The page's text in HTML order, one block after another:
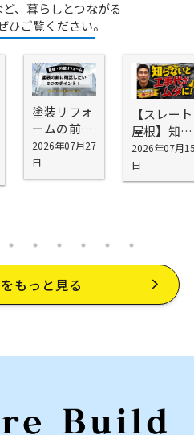
、暮らしとつながる
ひご覧ください。
塗装リフォ
ームの前に
確認したい
5つの場所
｜外壁塗装
ト
2026年07月27
日
【スレート
屋根】知ら
ないと工事
代が無駄に
なる！屋根
理由
2026年07月
日
もっと見る